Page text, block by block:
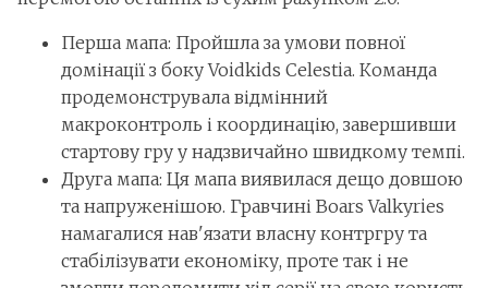
Перша мапа: Пройшла за умови повної
домінації з боку Voidkids Celestia. Команда
продемонструвала відмінний
макроконтроль і координацію, завершивши
стартову гру у надзвичайно швидкому темпі.
Друга мапа: Ця мапа виявилася дещо довшою
та напруженішою. Гравчині Boars Valkyries
намагалися нав'язати власну контргру та
стабілізувати економіку, проте так і не